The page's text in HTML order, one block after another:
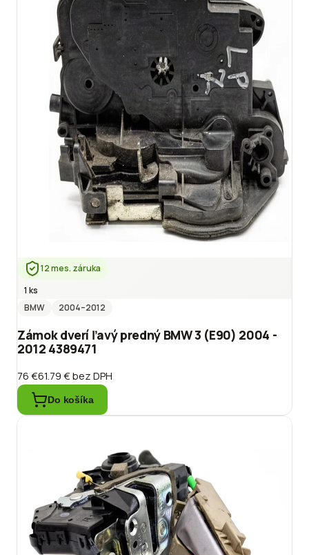
12 mes. záruka
1 ks
BMW
2004–2012
Zámok dverí ľavý predný BMW 3 (E90) 2004 -
2012 4389471
76 €61.79 €bez DPH
Do košíka